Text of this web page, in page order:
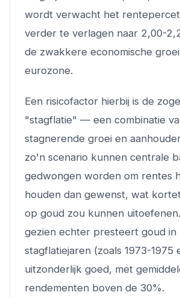
wordt verwacht het
verder te verlagen naar 2,00-
de zwakkere economische
eurozone.
Een risicofactor hierbij is de
"stagflatie" — een combinatie
stagnerende groei en
zo'n scenario kunnen centrale
gedwongen worden om rentes
houden dan gewenst, wat
op goud zou kunnen
gezien echter presteert goud in
stagflatiejaren (zoals 1973-1975
uitzonderlijk goed, met
rendementen boven de 30%.